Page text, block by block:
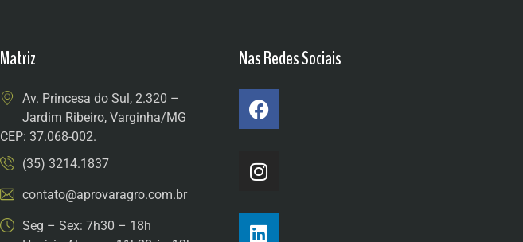
Matriz
Av. Princesa do Sul, 2.320 –
Jardim Ribeiro, Varginha/MG
CEP: 37.068-002.
(35) 3214.1837
contato@aprovaragro.com.br
Seg – Sex: 7h30 – 18h
Nas Redes Sociais